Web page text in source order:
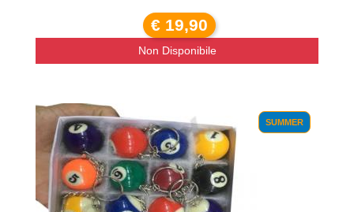
€ 19,90
Non Disponibile
SUMMER